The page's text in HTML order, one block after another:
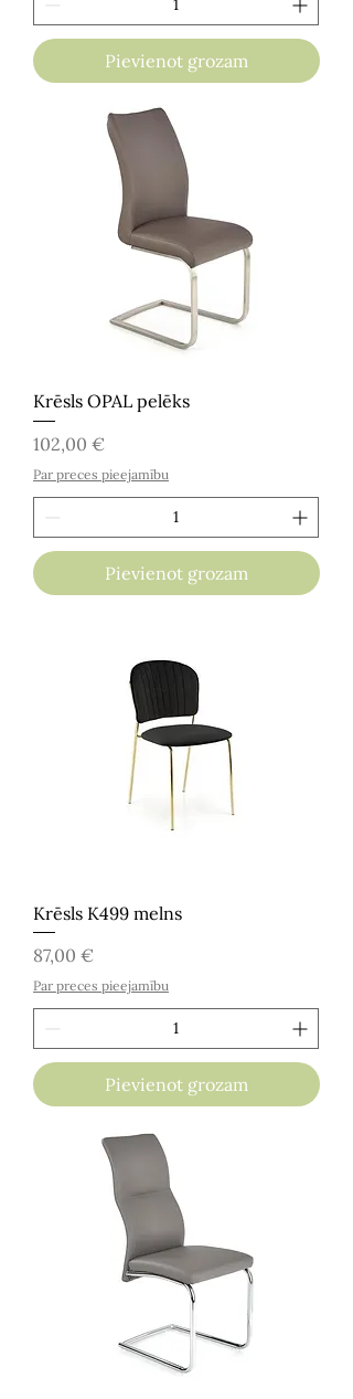
Pievienot grozam
Krēsls OPAL pelēks
Cena
102,00 €
Par preces pieejamību
Pievienot grozam
Krēsls K499 melns
Cena
87,00 €
Par preces pieejamību
Pievienot grozam